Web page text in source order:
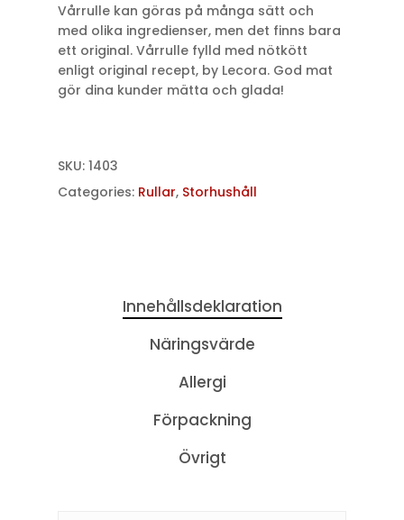
Vårrulle kan göras på många sätt och
med olika ingredienser, men det finns bara
ett original. Vårrulle fylld med nötkött
enligt original recept, by Lecora. God mat
gör dina kunder mätta och glada!
SKU: 1403
Categories: Rullar, Storhushåll
Innehållsdeklaration
Näringsvärde
Allergi
Förpackning
Övrigt